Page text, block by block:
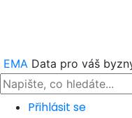
EMA Data pro váš
Přihlásit se